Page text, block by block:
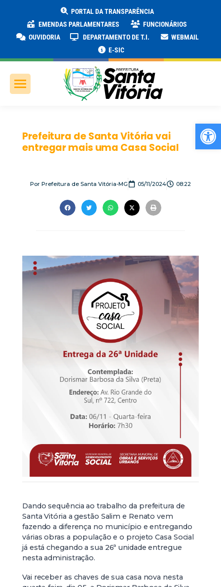
PORTAL DA TRANSPARÊNCIA
EMENDAS PARLAMENTARES
FUNCIONÁRIOS
OUVIDORIA
DEPARTAMENTO DE T.I.
WEBMAIL
E-SIC
Prefeitura de Santa Vitória vai
entregar mais uma Casa Social
Por Prefeitura de Santa Vitória-MG 05/11/2024 08:22
Dando sequência ao trabalho da prefeitura de
Santa Vitória a gestão Salim e Renato vem
fazendo a diferença no município e entregando
várias obras a população e o projeto Casa Social
já está chegando a sua 26ª unidade entregue
nesta administração.
Vai receber as chaves de sua casa nova nesta